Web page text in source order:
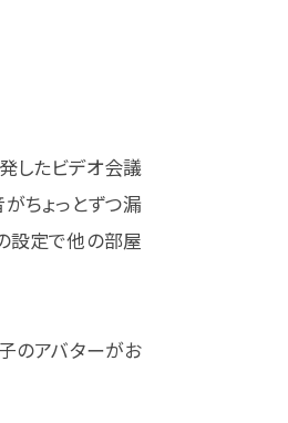
したビデオ会議
ちょっとずつ漏
設定で他の部屋
のアバターがお